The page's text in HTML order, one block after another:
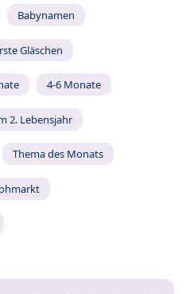
Babynamen
Gläschen
4-6 Monate
2. Lebensjahr
Thema des Monats